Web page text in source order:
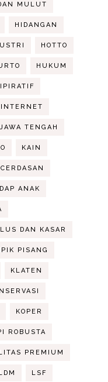
MULUT
HIDANGAN
HOTTO
HUKUM
INTERNET
JAWA TENGAH
KAIN
ANAK
DAN KASAR
PISANG
KLATEN
KOPER
ROBUSTA
PREMIUM
LDM LSF